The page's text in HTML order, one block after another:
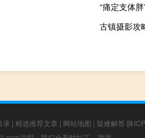
“痛定支体
古镇摄影攻
录 | 精选推荐文章 | 网站地图 | 疑难解答 陕